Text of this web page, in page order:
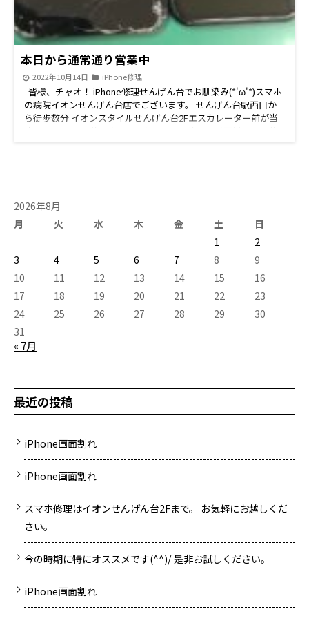
本日から通常通り営業中
2022年10月14日 iPhone修理
皆様、チャオ！ iPhone修理せんげん台でお馴染み(*'ω'*)スマホ
の病院イオンせんげん台店でございます。 せんげん台駅西口か
ら徒歩数分 イオンスタイルせんげん台2Fエスカレーター前が当
てます！ LINE予約がお得です スマホの病院イオンせんげん
台店です('◇')ゞ \\\LINE予約なら↑↑の画像をclick/// 当店では
LINEでご予約していただくと 修理の合計金額より５５０円割引
しております！！ iPhone・iPad・iPod・switch・Android【ジョ
イコンは対象外】は対象となりますのでお得なLINE予約のご利用
お待ちしてます！ せんげん台近郊の 春日部市 、越谷市 、岩槻
理/Switch修理/Android修理はぜひ当店スマホの病院へお越しく
ださい。 各種手術費用は こちら から お電話番号はこちら
2026年8月
月
火 水 木 金 土
日
1
2
3
4 5 6 7 8
9
10
11 12 13 14 15
16
17
18 19 20 21 22
23
24
25 26 27 28 29
30
31
« 7月
最近の投稿
iPhone画面割れ
iPhone画面割れ
スマホ修理はイオンせんげん台2Fまで。 お気軽にお越しくだ
さい。
今の時期に特にオススメです(^^)/ 是非お試しください。
iPhone画面割れ